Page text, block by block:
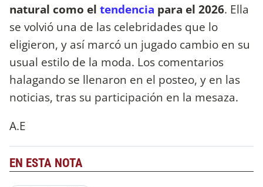
natural como el tendencia para el 2026. Ella
se volvió una de las celebridades que lo
eligieron, y así marcó un jugado cambio en su
usual estilo de la moda. Los comentarios
halagando se llenaron en el posteo, y en las
noticias, tras su participación en la mesaza.
A.E
EN ESTA NOTA